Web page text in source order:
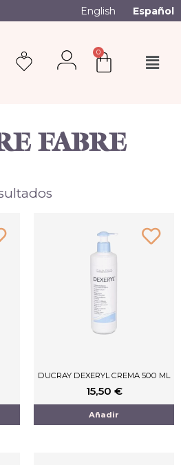
English Español
0
FABRE
DUCRAY DEXERYL CREMA 500 ML
15,50 €
Añadir